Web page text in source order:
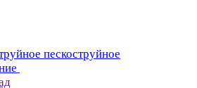
пескоструйное